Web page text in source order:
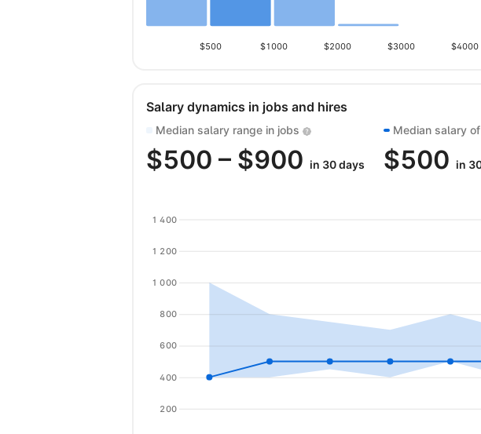
$500 $1000 $2000 $3000 $4000
Salary dynamics in jobs and hires
Median salary range in jobs
$500 – $900 in 30 days
Median salary
$500 in
200
400
600
800
1 000
1 200
1 400